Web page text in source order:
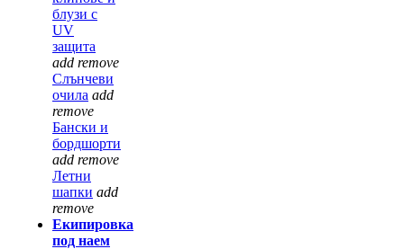
блузи с
UV
защита
add remove
Слънчеви
очила add
remove
Бански и
бордшорти
add remove
Летни
шапки add
remove
Екипировка
под наем